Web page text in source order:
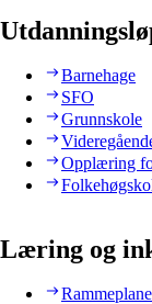
Barnehage
SFO
Grunnskole
Opplæring
Læring og